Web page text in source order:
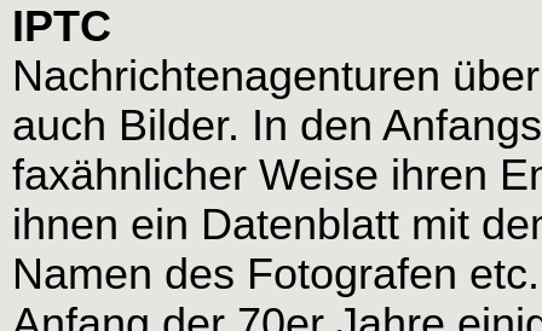
IPTC
Nachrichtenagenturen
auch Bilder. In den
faxähnlicher Weise ihren
ihnen ein Datenblatt mit
Namen des Fotografen etc.